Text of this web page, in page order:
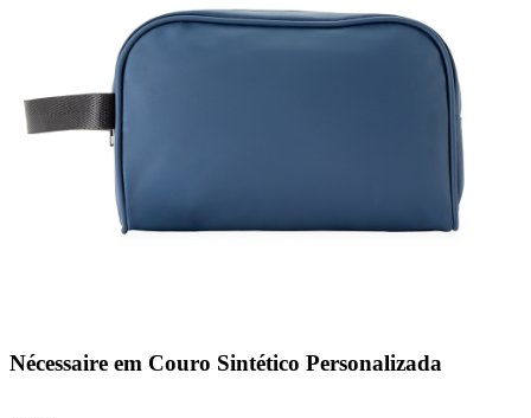
Nécessaire em Couro Sintético Personalizada